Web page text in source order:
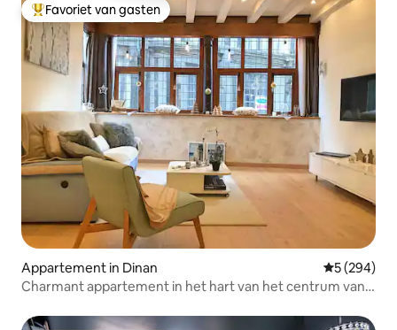
Topfavoriet van gasten
Favoriet van gasten
Appartement in Dinan
5 (294)
Charmant appartement in het hart van het centrum van